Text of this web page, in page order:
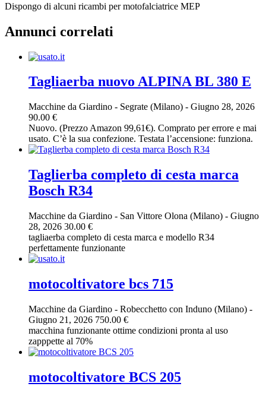
Dispongo di alcuni ricambi per motofalciatrice MEP
Annunci correlati
Tagliaerba nuovo ALPINA BL 380 E
Macchine da Giardino - Segrate (Milano) - Giugno 28, 2026
90.00 €
Nuovo. (Prezzo Amazon 99,61€). Comprato per errore e mai
usato. C’è la sua confezione. Testata l’accensione: funziona.
Taglierba completo di cesta marca
Bosch R34
Macchine da Giardino - San Vittore Olona (Milano) - Giugno
28, 2026 30.00 €
tagliaerba completo di cesta marca e modello R34
perfettamente funzionante
motocoltivatore bcs 715
Macchine da Giardino - Robecchetto con Induno (Milano) -
Giugno 21, 2026 750.00 €
macchina funzionante ottime condizioni pronta al uso
zapppette al 70%
motocoltivatore BCS 205